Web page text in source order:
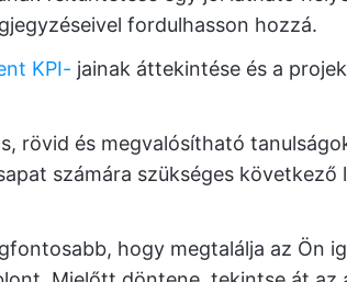
fordulhasson hozzá.
KPI- jainak áttekintése és a
rövid és megvalósítható
számára szükséges következő
hogy megtalálja az Ön